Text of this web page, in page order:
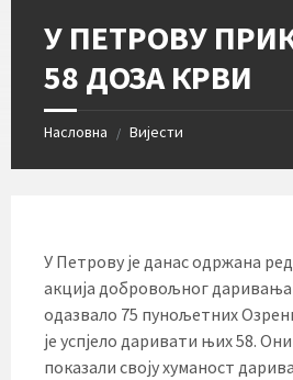
У ПЕТРОВУ
58 ДОЗА КРВИ
Насловна / Вијести
У Петрову је данас одржана
акција добровољног даривања
одазвало 75 пунољетних
је успјело даривати њих 58. Они
показали своју хуманост